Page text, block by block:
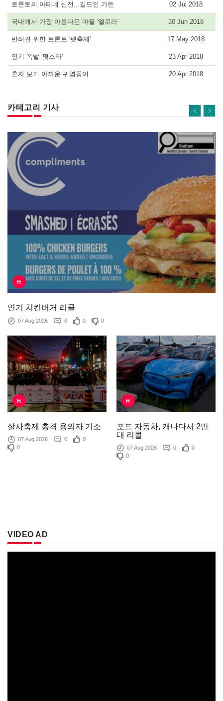
토론토의 아테네 신전...길드인 가든 02 Jul 2018
국내에서 가장 아름다운 마을 '엘로라' 30 Jun 2018
반려견 위한 토론토 '펫축제' 17 May 2018
인기 폭발 '펫스타' 23 Apr 2018
혼자 보기 아까운 귀염둥이 20 Apr 2018
카테고리 기사
H
인기 치킨버거 리콜
07 Aug 2026 0 0 0
H
살사축제 총격 용의자 기소
07 Aug 2026 0
0
0
H
포드 자동차, 캐나다서 2만
대 리콜
07 Aug 2026 0
0
0
VIDEO AD